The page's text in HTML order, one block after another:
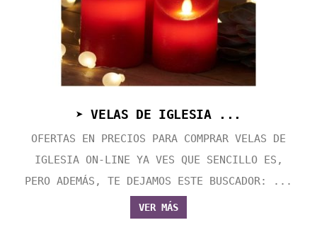
➤ VELAS DE IGLESIA ...
OFERTAS EN PRECIOS PARA COMPRAR VELAS DE
IGLESIA ON-LINE YA VES QUE SENCILLO ES,
PERO ADEMÁS, TE DEJAMOS ESTE BUSCADOR: ...
VER MÁS